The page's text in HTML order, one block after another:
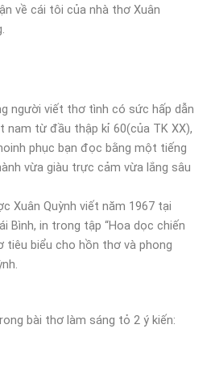
về cái tôi của nhà thơ Xuân
người viết thơ tình có sức hấp dẫn
nam từ đầu thập kỉ 60(của TK XX),
phục bạn đọc bằng một tiếng
vừa giàu trực cảm vừa lắng sâu
Xuân Quỳnh viết năm 1967 tại
Bình, in trong tập “Hoa dọc chiến
tiêu biểu cho hồn thơ và phong
bài thơ làm sáng tỏ 2 ý kiến: